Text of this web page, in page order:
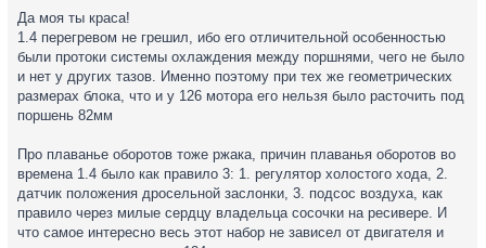
Да моя ты краса!
1.4 перегревом не грешил, ибо его отличительной особенностью
были протоки системы охлаждения между поршнями, чего не было
и нет у других тазов. Именно поэтому при тех же геометрических
размерах блока, что и у 126 мотора его нельзя было расточить под
поршень 82мм
Про плаванье оборотов тоже ржака, причин плаванья оборотов во
времена 1.4 было как правило 3: 1. регулятор холостого хода, 2.
датчик положения дросельной заслонки, 3. подсос воздуха, как
правило через милые сердцу владельца сосочки на ресивере. И
что самое интересно весь этот набор не зависел от двигателя и